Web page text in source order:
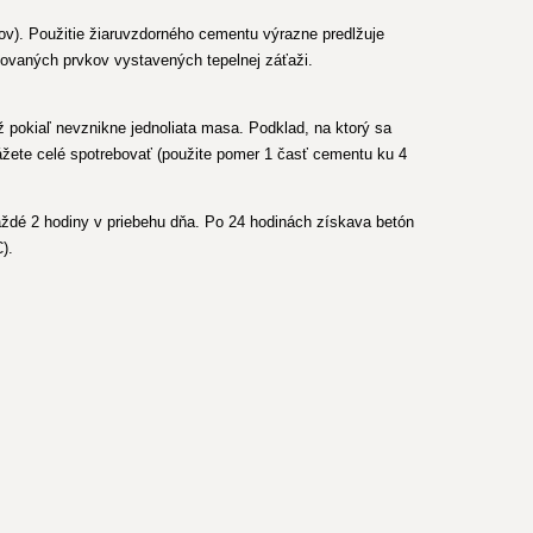
Použitie žiaruvzdorného cementu výrazne predlžuje
prvkov vystavených tepelnej záťaži.
nevznikne jednoliata masa. Podklad, na ktorý sa
celé spotrebovať (použite pomer 1 časť cementu ku 4
2 hodiny v priebehu dňa. Po 24 hodinách získava betón